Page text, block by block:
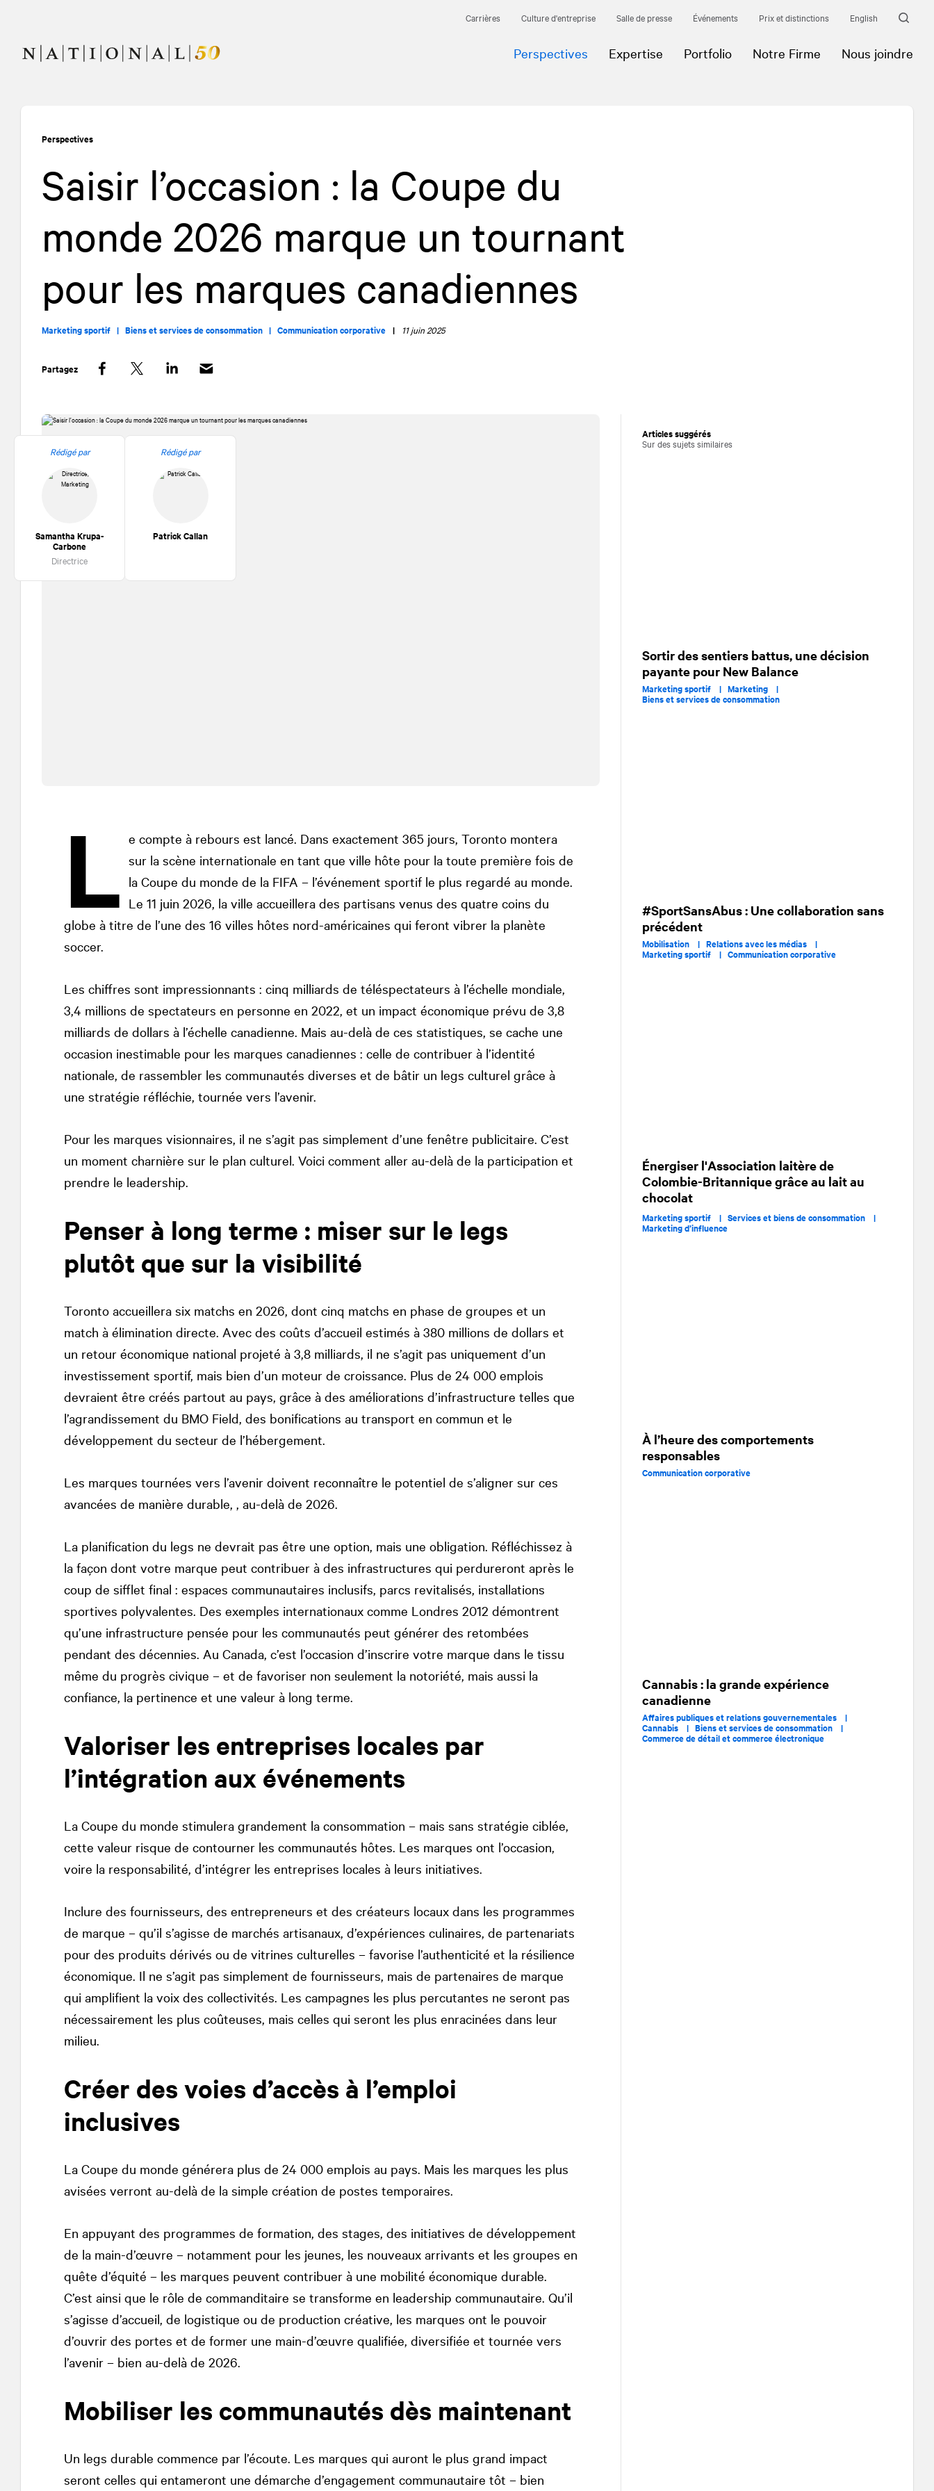
navigation
Carrières Culture d'entreprise Salle de presse Événements Prix et distinctions English
Perspectives Expertise Portfolio Notre Firme Nous joindre
Perspectives
Saisir l’occasion : la Coupe du
monde 2026 marque un tournant
pour les marques canadiennes
Marketing sportif | Biens et services de consommation | Communication corporative | 11 juin 2025
Partagez
Rédigé par
Samantha Krupa-
Carbone
Directrice
Rédigé par
Patrick Callan
L e compte à rebours est lancé. Dans exactement 365 jours, Toronto montera
sur la scène internationale en tant que ville hôte pour la toute première fois de
la Coupe du monde de la FIFA – l’événement sportif le plus regardé au monde.
Le 11 juin 2026, la ville accueillera des partisans venus des quatre coins du
globe à titre de l’une des 16 villes hôtes nord-américaines qui feront vibrer la planète
soccer.
Les chiffres sont impressionnants : cinq milliards de téléspectateurs à l’échelle mondiale,
3,4 millions de spectateurs en personne en 2022, et un impact économique prévu de 3,8
milliards de dollars à l’échelle canadienne. Mais au-delà de ces statistiques, se cache une
occasion inestimable pour les marques canadiennes : celle de contribuer à l’identité
nationale, de rassembler les communautés diverses et de bâtir un legs culturel grâce à
une stratégie réfléchie, tournée vers l’avenir.
Pour les marques visionnaires, il ne s’agit pas simplement d’une fenêtre publicitaire. C’est
un moment charnière sur le plan culturel. Voici comment aller au-delà de la participation et
prendre le leadership.
Penser à long terme : miser sur le legs
plutôt que sur la visibilité
Toronto accueillera six matchs en 2026, dont cinq matchs en phase de groupes et un
match à élimination directe. Avec des coûts d’accueil estimés à 380 millions de dollars et
un retour économique national projeté à 3,8 milliards, il ne s’agit pas uniquement d’un
investissement sportif, mais bien d’un moteur de croissance. Plus de 24 000 emplois
devraient être créés partout au pays, grâce à des améliorations d’infrastructure telles que
l’agrandissement du BMO Field, des bonifications au transport en commun et le
développement du secteur de l’hébergement.
Les marques tournées vers l’avenir doivent reconnaître le potentiel de s’aligner sur ces
avancées de manière durable, , au-delà de 2026.
La planification du legs ne devrait pas être une option, mais une obligation. Réfléchissez à
la façon dont votre marque peut contribuer à des infrastructures qui perdureront après le
coup de sifflet final : espaces communautaires inclusifs, parcs revitalisés, installations
sportives polyvalentes. Des exemples internationaux comme Londres 2012 démontrent
qu’une infrastructure pensée pour les communautés peut générer des retombées
pendant des décennies. Au Canada, c’est l’occasion d’inscrire votre marque dans le tissu
même du progrès civique – et de favoriser non seulement la notoriété, mais aussi la
confiance, la pertinence et une valeur à long terme.
Valoriser les entreprises locales par
l’intégration aux événements
La Coupe du monde stimulera grandement la consommation – mais sans stratégie ciblée,
cette valeur risque de contourner les communautés hôtes. Les marques ont l’occasion,
voire la responsabilité, d’intégrer les entreprises locales à leurs initiatives.
Inclure des fournisseurs, des entrepreneurs et des créateurs locaux dans les programmes
de marque – qu’il s’agisse de marchés artisanaux, d’expériences culinaires, de partenariats
pour des produits dérivés ou de vitrines culturelles – favorise l’authenticité et la résilience
économique. Il ne s’agit pas simplement de fournisseurs, mais de partenaires de marque
qui amplifient la voix des collectivités. Les campagnes les plus percutantes ne seront pas
nécessairement les plus coûteuses, mais celles qui seront les plus enracinées dans leur
milieu.
Créer des voies d’accès à l’emploi
inclusives
La Coupe du monde générera plus de 24 000 emplois au pays. Mais les marques les plus
avisées verront au-delà de la simple création de postes temporaires.
En appuyant des programmes de formation, des stages, des initiatives de développement
de la main-d’œuvre – notamment pour les jeunes, les nouveaux arrivants et les groupes en
quête d’équité – les marques peuvent contribuer à une mobilité économique durable.
C’est ainsi que le rôle de commanditaire se transforme en leadership communautaire. Qu’il
s’agisse d’accueil, de logistique ou de production créative, les marques ont le pouvoir
d’ouvrir des portes et de former une main-d’œuvre qualifiée, diversifiée et tournée vers
l’avenir – bien au-delà de 2026.
Mobiliser les communautés dès maintenant
Un legs durable commence par l’écoute. Les marques qui auront le plus grand impact
seront celles qui entameront une démarche d’engagement communautaire tôt – bien
Articles suggérés
Sur des sujets similaires
Sortir des sentiers battus, une décision
payante pour New Balance
Marketing sportif | Marketing |
Biens et services de consommation
#SportSansAbus : Une collaboration sans
précédent
Mobilisation | Relations avec les médias |
Marketing sportif | Communication corporative
Énergiser l'Association laitère de
Colombie-Britannique grâce au lait au
chocolat
Marketing sportif | Services et biens de consommation |
Marketing d’influence
À l’heure des comportements
responsables
Communication corporative
Cannabis : la grande expérience
canadienne
Affaires publiques et relations gouvernementales |
Cannabis | Biens et services de consommation |
Commerce de détail et commerce électronique